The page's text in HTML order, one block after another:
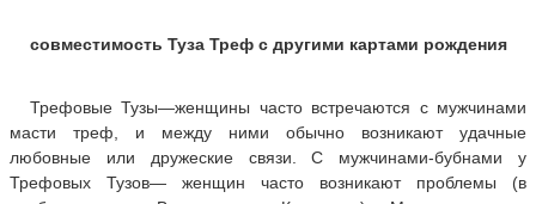
совместимость Туза Треф с другими картами рождения
Трефовые Тузы—женщины часто встречаются с мужчинами
масти треф, и между ними обычно возникают удачные
любовные или дружеские связи. С мужчинами-бубнами у
Трефовых Тузов— женщин часто возникают проблемы (в